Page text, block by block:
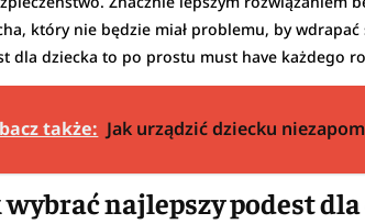
który nie będzie miał problemu, by
dla dziecka to po prostu must have każdego
także: Jak urządzić dziecku
wybrać najlepszy podest dla